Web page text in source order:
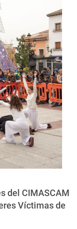
del CIMASCAM
Víctimas de